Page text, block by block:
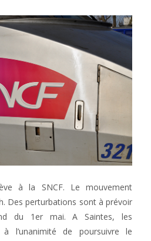
à la SNCF. Le mouvement
Des perturbations sont à prévoir
du 1er mai. A Saintes, les
l’unanimité de poursuivre le